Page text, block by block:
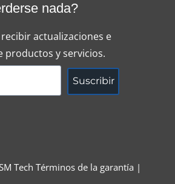
nada?
actualizaciones e
productos y servicios.
Suscribir
Tech Términos de la garantía |